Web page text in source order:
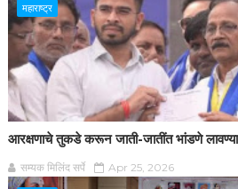
महाराष्ट्र
आरक्षणाचे तुकडे करून जाती-जातींत भांडणे
सम्यक मिलिंद सर्पे Apr 25, 2026